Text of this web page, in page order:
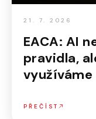
21. 7. 2026
EACA: AI
pravidla,
využíváme
PŘEČÍST